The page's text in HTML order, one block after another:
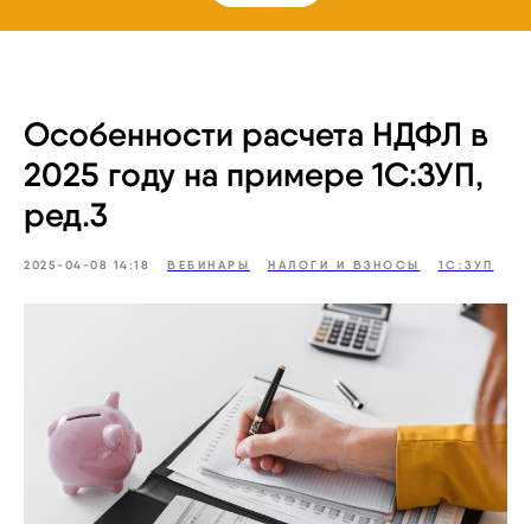
Особенности расчета НДФЛ в
2025 году на примере 1С:ЗУП,
ред.3
2025-04-08 14:18 ВЕБИНАРЫ НАЛОГИ И ВЗНОСЫ 1С:ЗУП